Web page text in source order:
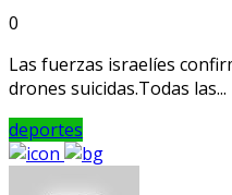
0
Las fuerzas israelíes
drones suicidas.Todas las...
deportes